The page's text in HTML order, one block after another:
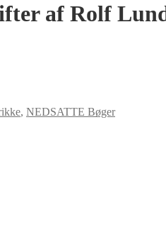
af Rolf
, NEDSATTE Bøger